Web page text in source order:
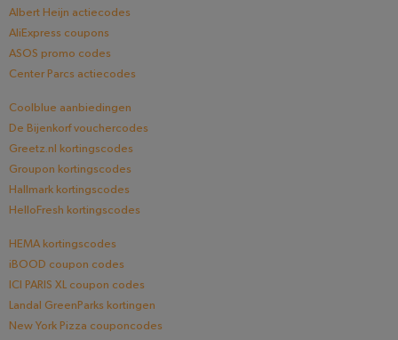
Albert Heijn actiecodes
AliExpress coupons
ASOS promo codes
Center Parcs actiecodes
Coolblue aanbiedingen
De Bijenkorf vouchercodes
Greetz.nl kortingscodes
Groupon kortingscodes
Hallmark kortingscodes
HelloFresh kortingscodes
HEMA kortingscodes
iBOOD coupon codes
ICI PARIS XL coupon codes
Landal GreenParks kortingen
New York Pizza couponcodes